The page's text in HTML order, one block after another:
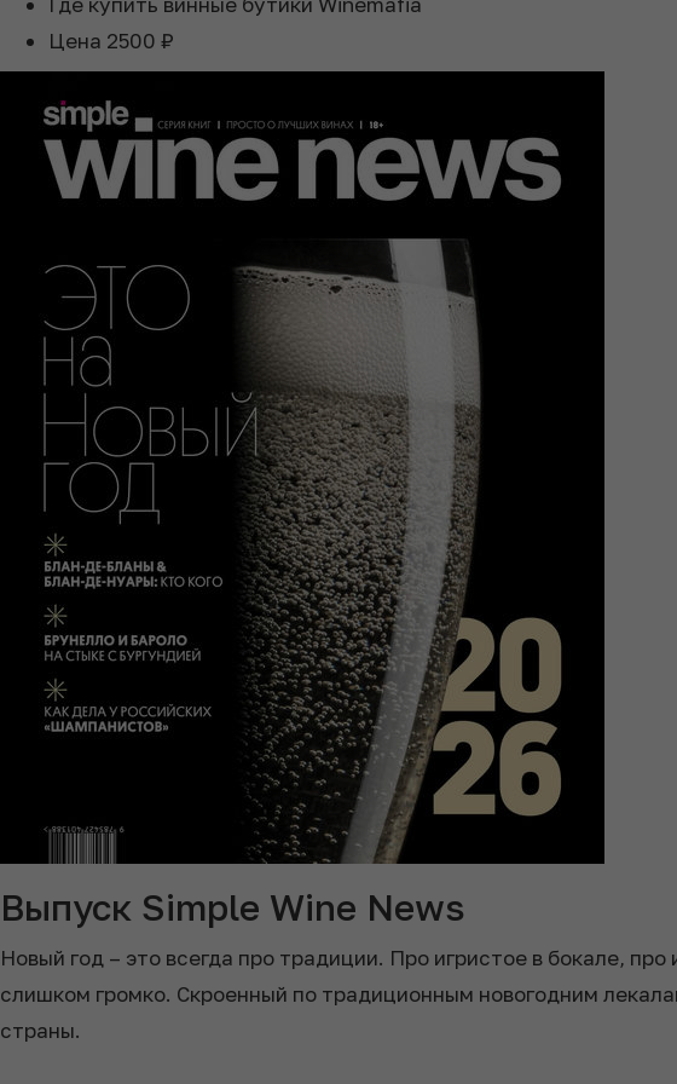
Цена 2500 ₽
Выпуск Simple Wine News
Новый год – это всегда про традиции. Про игристое в бокале,
слишком громко. Скроенный по традиционным новогодним
страны.